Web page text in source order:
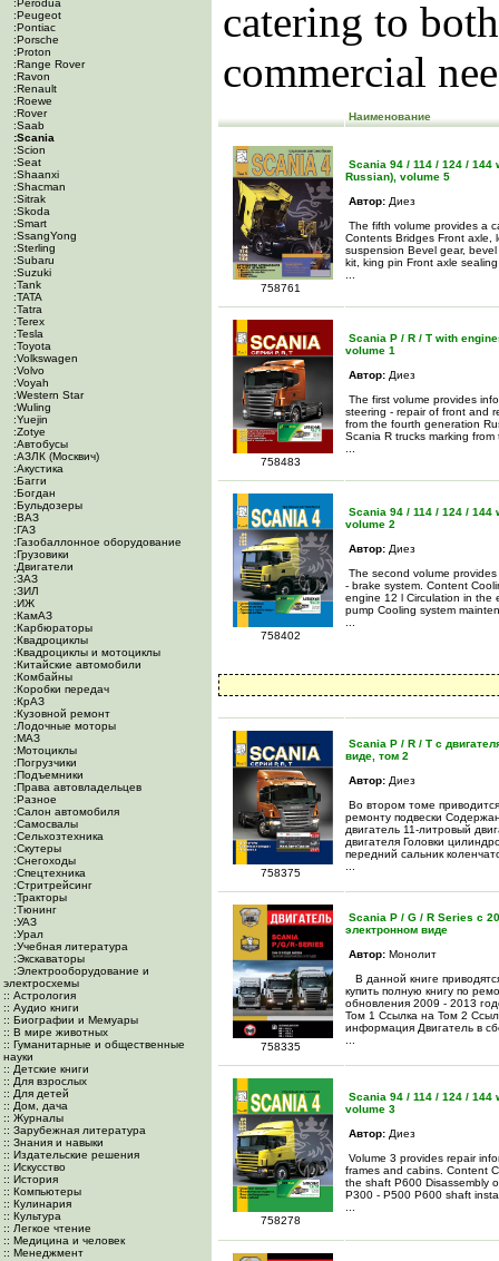
:Perodua
:Peugeot
:Pontiac
:Porsche
:Proton
:Range Rover
:Ravon
:Renault
:Roewe
:Rover
:Saab
:Scania
:Scion
:Seat
:Shaanxi
:Shacman
:Sitrak
:Skoda
:Smart
:SsangYong
:Sterling
:Subaru
:Suzuki
:Tank
:TATA
:Tatra
:Terex
:Tesla
:Toyota
:Volkswagen
:Volvo
:Voyah
:Western Star
:Wuling
:Yuejin
:Zotye
:Автобусы
:АЗЛК (Москвич)
:Акустика
:Багги
:Богдан
:Бульдозеры
:ВАЗ
:ГАЗ
:Газобаллонное оборудование
:Грузовики
:Двигатели
:ЗАЗ
:ЗИЛ
:ИЖ
:КамАЗ
:Карбюраторы
:Квадроциклы
:Квадроциклы и мотоциклы
:Китайские автомобили
:Комбайны
:Коробки передач
:КрАЗ
:Кузовной ремонт
:Лодочные моторы
:МАЗ
:Мотоциклы
:Погрузчики
:Подъемники
:Права автовладельцев
:Разное
:Салон автомобиля
:Самосвалы
:Сельхозтехника
:Скутеры
:Снегоходы
:Спецтехника
:Стритрейсинг
:Тракторы
:Тюнинг
:УАЗ
:Урал
:Учебная литература
:Экскаваторы
:Электрооборудование и
электросхемы
:: Астрология
:: Аудио книги
:: Биографии и Мемуары
:: В мире животных
:: Гуманитарные и общественные
науки
:: Детские книги
:: Для взрослых
:: Для детей
:: Дом, дача
:: Журналы
:: Зарубежная литература
:: Знания и навыки
:: Издательские решения
:: Искусство
:: История
:: Компьютеры
:: Кулинария
:: Культура
:: Легкое чтение
:: Медицина и человек
:: Менеджмент
catering to
commercial
Наименование
758761
Scania 94 / 114 / 124 /
Russian), volume 5
Автор: Диез
The fifth volume provides a
Contents Bridges Front axle,
suspension Bevel gear,
kit, king pin Front axle
758483
Scania P / R / T with
volume 1
Автор: Диез
The first volume provides
steering - repair of front and
from the fourth generation
Scania R trucks marking
758402
Scania 94 / 114 / 124 /
volume 2
Автор: Диез
The second volume
- brake system. Content
engine 12 l Circulation in the
pump Cooling system
758375
Scania P / R / T c
виде, том 2
Автор: Диез
Во втором томе
ремонту подвески
двигатель 11-литровый
двигателя Головки
передний сальник
758335
Scania P / G / R Series с
электронном виде
Автор: Монолит
В данной книге
купить полную книгу по
обновления 2009 - 2013
Том 1 Ссылка на Том 2
информация Двигатель в
758278
Scania 94 / 114 / 124 /
volume 3
Автор: Диез
Volume 3 provides repair
frames and cabins. Content
the shaft P600 Disassembly
P300 - P500 P600 shaft